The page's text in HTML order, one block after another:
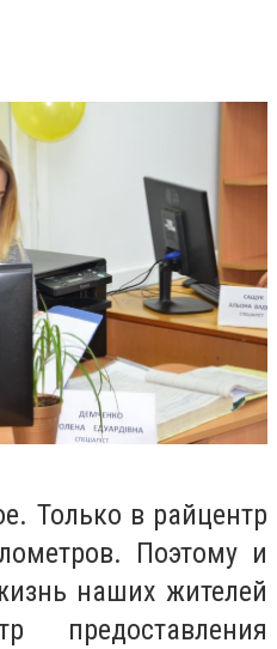
Только в райцентр
Поэтому и
наших жителей
предоставления